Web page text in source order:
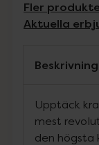
Fler
Aktuella
Beskrivning
Upptäck
mest
den högsta